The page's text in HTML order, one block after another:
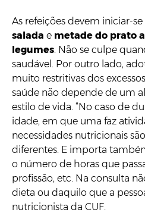
As refeições devem iniciar-
salada e metade do prato
legumes . Não se culpe
saudável. Por outro lado,
muito restritivas dos
saúde não depende de um
estilo de vida. “No caso de
idade, em que uma faz
necessidades nutricionais
diferentes. E importa
o número de horas que
profissão, etc. Na consulta
dieta ou daquilo que a
nutricionista da CUF.